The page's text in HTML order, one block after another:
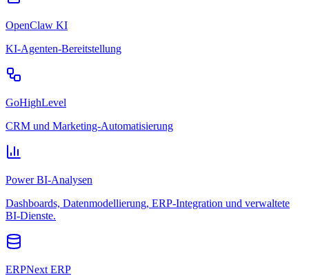
OpenClaw KI
KI-Agenten-Bereitstellung
GoHighLevel
CRM und Marketing-Automatisierung
Power BI-Analysen
Dashboards, Datenmodellierung, ERP-Integration und verwaltete
BI-Dienste.
ERPNext ERP